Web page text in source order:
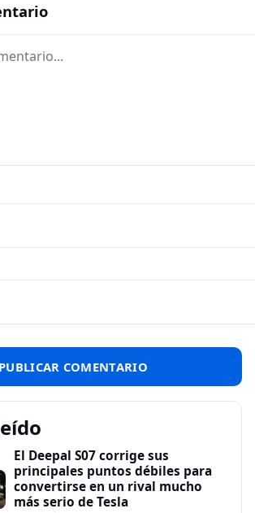
El Deepal S07 corrige sus
principales puntos débiles para
convertirse en un rival mucho
más serio de Tesla